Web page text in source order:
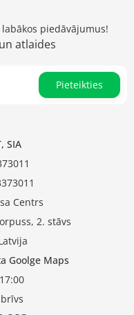
piedāvājumus!
atlaides
Pieteikties
SIA
Centrs
2. stāvs
Goolge Maps